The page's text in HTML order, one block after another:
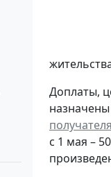
Доплаты,
с 1 мая –